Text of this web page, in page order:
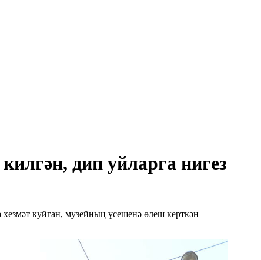
дип уйларга нигез
куйган, музейның үсешенә өлеш керткән